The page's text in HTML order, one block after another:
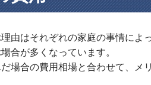
由はそれぞれの家庭の事情によ
合が多くなっています。
場合の費用相場と合わせて、メ